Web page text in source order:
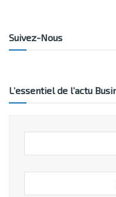
Suivez-Nous
L’essentiel de l’actu